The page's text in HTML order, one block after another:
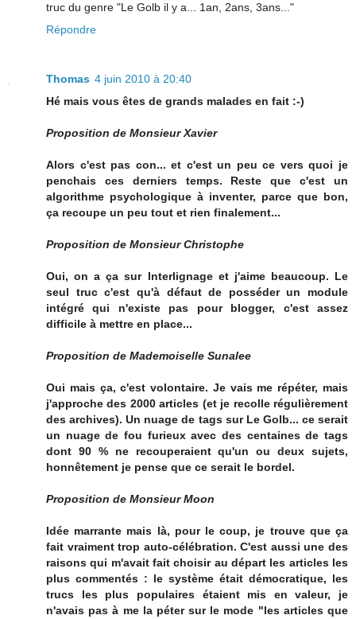
truc du genre "Le Golb il y a... 1an, 2ans, 3ans..."
Répondre
Thomas 4 juin 2010 à 20:40
Hé mais vous êtes de grands malades en fait :-)
Proposition de Monsieur Xavier
Alors c'est pas con... et c'est un peu ce vers quoi je
penchais ces derniers temps. Reste que c'est un
algorithme psychologique à inventer, parce que bon,
ça recoupe un peu tout et rien finalement...
Proposition de Monsieur Christophe
Oui, on a ça sur Interlignage et j'aime beaucoup. Le
seul truc c'est qu'à défaut de posséder un module
intégré qui n'existe pas pour blogger, c'est assez
difficile à mettre en place...
Proposition de Mademoiselle Sunalee
Oui mais ça, c'est volontaire. Je vais me répéter, mais
j'approche des 2000 articles (et je recolle régulièrement
des archives). Un nuage de tags sur Le Golb... ce serait
un nuage de fou furieux avec des centaines de tags
dont 90 % ne recouperaient qu'un ou deux sujets,
honnêtement je pense que ce serait le bordel.
Proposition de Monsieur Moon
Idée marrante mais là, pour le coup, je trouve que ça
fait vraiment trop auto-célébration. C'est aussi une des
raisons qui m'avait fait choisir au départ les articles les
plus commentés : le système était démocratique, les
trucs les plus populaires étaient mis en valeur, je
n'avais pas à me la péter sur le mode "les articles que